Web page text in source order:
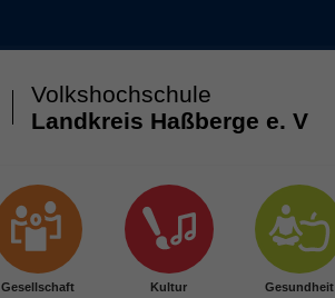
Volkshochschule
Landkreis Haßberge e. V
Gesellschaft Kultur Gesundheit